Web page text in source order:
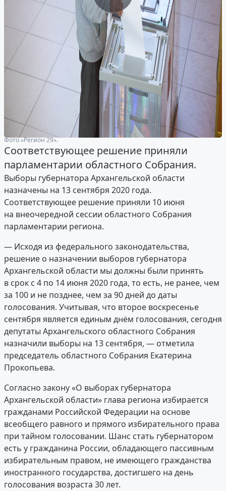
Фото «Регион 29».
Соответствующее решение приняли
парламентарии областного Собрания.
Выборы губернатора Архангельской области
назначены на 13 сентября 2020 года.
Соответствующее решение приняли 10 июня
на внеочередной сессии областного Собрания
парламентарии региона.
— Исходя из федерального законодательства,
решение о назначении выборов губернатора
Архангельской области мы должны были принять
в срок с 4 по 14 июня 2020 года, то есть, не ранее, чем
за 100 и не позднее, чем за 90 дней до даты
голосования. Учитывая, что второе воскресенье
сентября является единым днём голосования, сегодня
депутаты Архангельского областного Собрания
назначили выборы на 13 сентября, — отметила
председатель областного Собрания Екатерина
Прокопьева.
Согласно закону «О выборах губернатора
Архангельской области» глава региона избирается
гражданами Российской Федерации на основе
всеобщего равного и прямого избирательного права
при тайном голосовании. Шанс стать губернатором
есть у гражданина России, обладающего пассивным
избирательным правом, не имеющего гражданства
иностранного государства, достигшего на день
голосования возраста 30 лет.